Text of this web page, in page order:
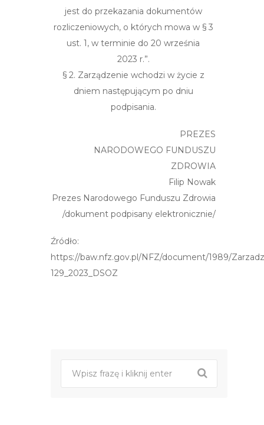
jest do przekazania dokumentów
rozliczeniowych, o których mowa w § 3
ust. 1, w terminie do 20 września
2023 r.”.
§ 2. Zarządzenie wchodzi w życie z
dniem następującym po dniu
podpisania.
PREZES
NARODOWEGO FUNDUSZU
ZDROWIA
Filip Nowak
Prezes Narodowego Funduszu Zdrowia
/dokument podpisany elektronicznie/
Źródło:
https://baw.nfz.gov.pl/NFZ/document/1989/
129_2023_DSOZ